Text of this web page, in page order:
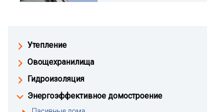
Утепление
Овощехранилища
Гидроизоляция
Энергоэффективное домостроение